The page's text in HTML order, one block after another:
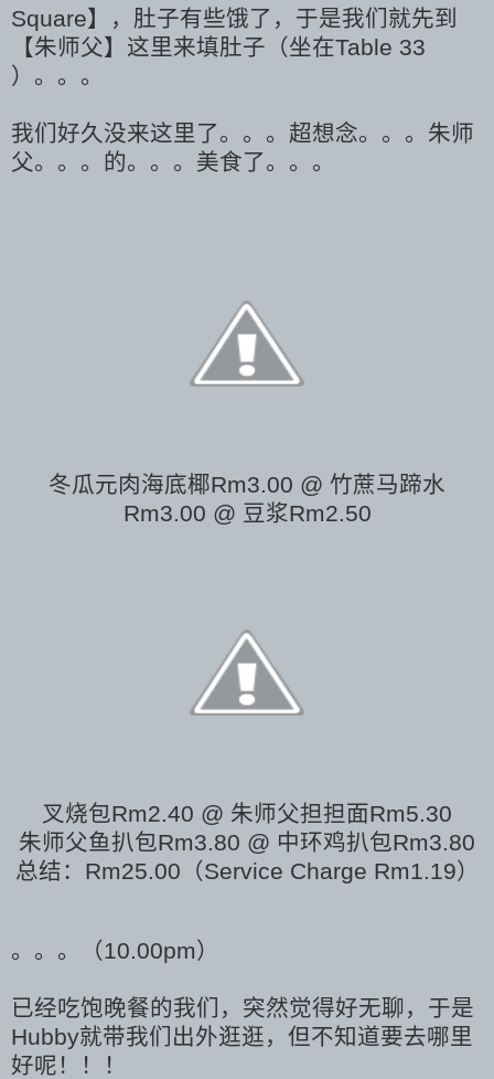
Square】
，肚子有些饿了，于是我们就先到
【朱师父】这里来填肚子（坐在Table 33
）。。。
我们好久没来这里了。。。超想念。。。 朱师
父。。。的。。。美食了。。。
冬瓜元肉海底椰Rm3.00 @ 竹蔗马蹄水
Rm3.00 @ 豆浆Rm2.50
叉烧包Rm2.40 @ 朱师父担担面Rm5.30
朱师父鱼扒包Rm3.80 @ 中环鸡扒包Rm3.80
总结：Rm25.00（Service Charge Rm1.19）
。。。（10.00pm）
已经吃饱晚餐的我们，突然觉得好无聊，于是
Hubby就带我们出外逛逛，但不知道要去哪里
好呢！！！